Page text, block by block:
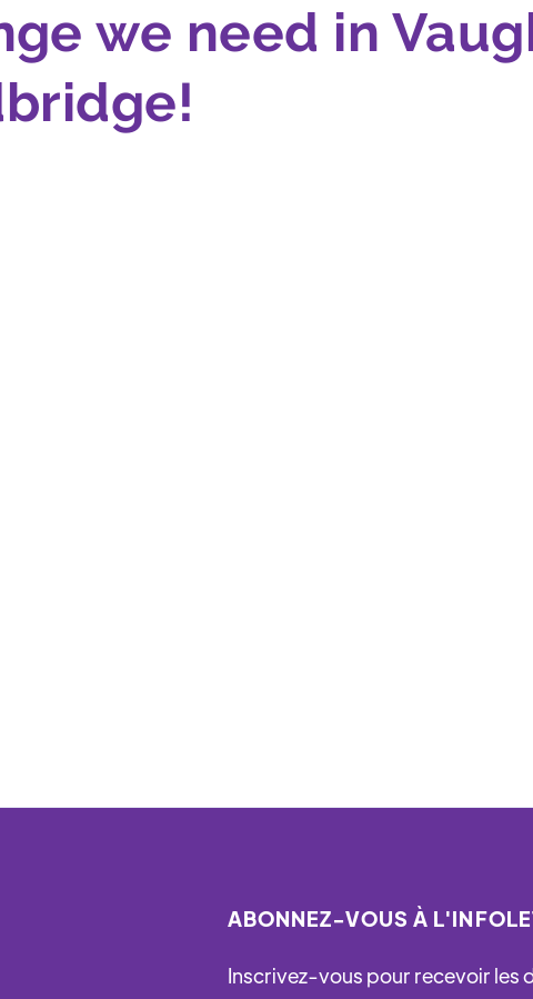
we need in
ABONNEZ-VOUS À
Inscrivez-vous pour recevoir les